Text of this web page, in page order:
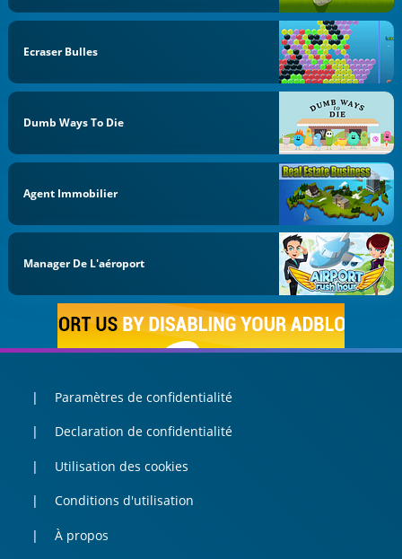
Ecraser Bulles
Dumb Ways To Die
Agent Immobilier
Manager De L'aéroport
Paramètres de confidentialité
Declaration de confidentialité
Utilisation des cookies
Conditions d'utilisation
À propos